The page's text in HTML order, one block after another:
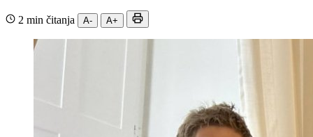
2 min čitanja A- A+